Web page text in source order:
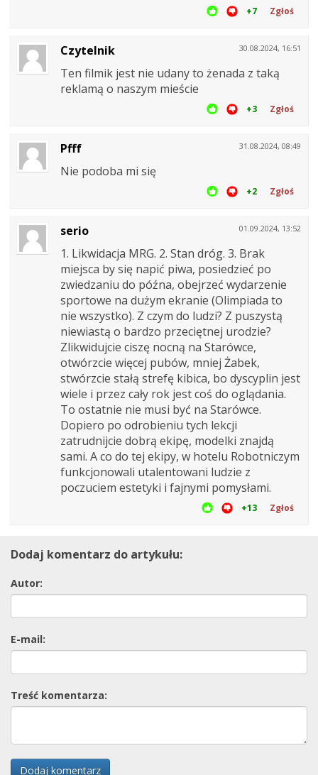
+7 Zgłoś
30.08.2024, 16:51
Czytelnik
Ten filmik jest nie udany to żenada z taką
reklamą o naszym mieście
+3 Zgłoś
31.08.2024, 08:49
Pfff
Nie podoba mi się
+2 Zgłoś
01.09.2024, 13:52
serio
1. Likwidacja MRG. 2. Stan dróg. 3. Brak
miejsca by się napić piwa, posiedzieć po
zwiedzaniu do późna, obejrzeć wydarzenie
sportowe na dużym ekranie (Olimpiada to
nie wszystko). Z czym do ludzi? Z puszystą
niewiastą o bardzo przeciętnej urodzie?
Zlikwidujcie ciszę nocną na Starówce,
otwórzcie więcej pubów, mniej Żabek,
stwórzcie stałą strefę kibica, bo dyscyplin jest
wiele i przez cały rok jest coś do oglądania.
To ostatnie nie musi być na Starówce.
Dopiero po odrobieniu tych lekcji
zatrudnijcie dobrą ekipę, modelki znajdą
sami. A co do tej ekipy, w hotelu Robotniczym
funkcjonowali utalentowani ludzie z
poczuciem estetyki i fajnymi pomysłami.
+13 Zgłoś
Dodaj komentarz do artykułu:
Autor:
E-mail:
Treść komentarza:
Dodaj komentarz